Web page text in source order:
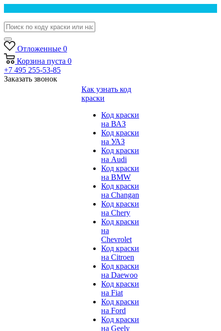
Отложенные 0
Корзина пуста 0
+7 495 255-53-85
Заказать звонок
Как узнать код
краски
Код краски
на ВАЗ
Код краски
на УАЗ
Код краски
на Audi
Код краски
на BMW
Код краски
на Changan
Код краски
на Chery
Код краски
на
Chevrolet
Код краски
на Citroen
Код краски
на Daewoo
Код краски
на Fiat
Код краски
на Ford
Код краски
на Geely